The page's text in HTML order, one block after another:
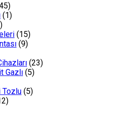
(1)
(15)
(9)
(23)
Gazlı (5)
Tozlu (5)